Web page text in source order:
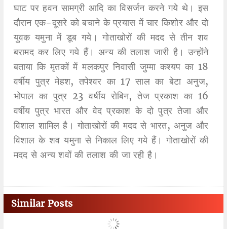
घाट पर हवन सामग्री आदि का विसर्जन करने गये थे। इस
दौरान एक-दूसरे को बचाने के प्रयास में चार किशोर और दो
युवक यमुना में डूब गये। गोताखोरों की मदद से तीन शव
बरामद कर लिए गये हैं। अन्य की तलाश जारी है। उन्होंने
बताया कि मृतकों में मलकपुर निवासी जुम्मा कश्यप का 18
वर्षीय पुत्र मेहश, तपेश्वर का 17 साल का बेटा अनुज,
भोपाल का पुत्र 23 वर्षीय रोबिन, तेज प्रकाश का 16
वर्षीय पुत्र भारत और वेद प्रकाश के दो पुत्र तेजा और
विशाल शामिल है। गोताखोरों की मदद से भारत, अनुज और
विशाल के शव यमुना से निकाल लिए गये हैं। गोताखोरों की
मदद से अन्य शवों की तलाश की जा रही है।
Similar Posts